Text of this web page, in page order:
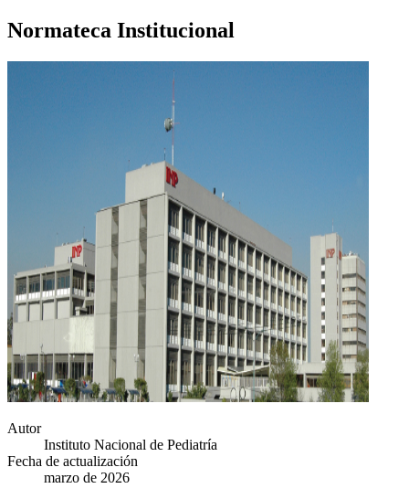
Normateca Institucional
Autor
Instituto Nacional de Pediatría
Fecha de actualización
marzo de 2026